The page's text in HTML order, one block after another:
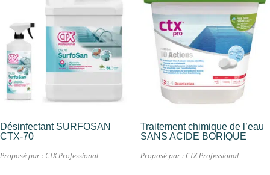
Désinfectant SURFOSAN
CTX-70
Proposé par : CTX Professional
Traitement chimique de l’eau
SANS ACIDE BORIQUE
Proposé par : CTX Professional